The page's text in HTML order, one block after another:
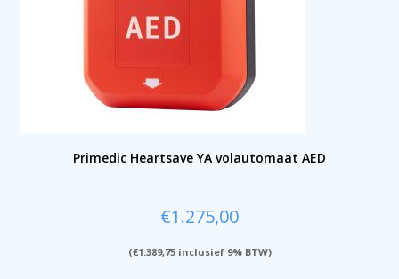
Primedic Heartsave YA volautomaat AED
€1.275,00
(€1.389,75inclusief 9% BTW)